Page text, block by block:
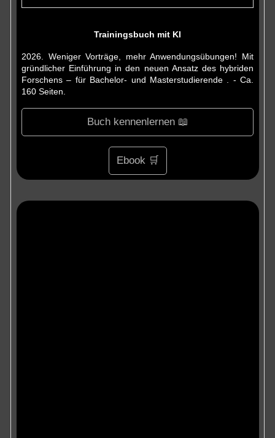
Trainingsbuch mit KI
2026. Weniger Vorträge, mehr Anwendungsübungen! Mit
gründlicher Einführung in den neuen Ansatz des hybriden
Forschens – für Bachelor- und Masterstudierende . - Ca.
160 Seiten.
Buch kennenlernen 📖
Ebook 🛒